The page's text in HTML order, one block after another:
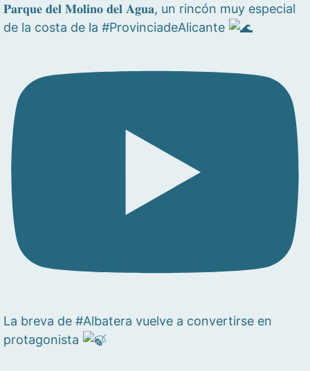
𝐏𝐚𝐫𝐪𝐮𝐞 𝐝𝐞𝐥 𝐌𝐨𝐥𝐢𝐧𝐨 𝐝𝐞𝐥 𝐀𝐠𝐮𝐚, un rincón muy especial
de la costa de la #ProvinciadeAlicante
La breva de #Albatera vuelve a convertirse en
protagonista